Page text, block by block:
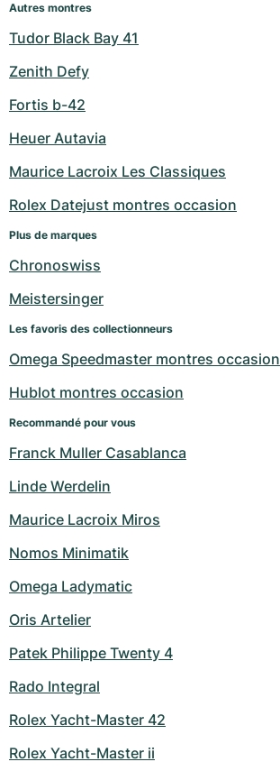
Autres montres
Tudor Black Bay 41
Zenith Defy
Fortis b-42
Heuer Autavia
Maurice Lacroix Les Classiques
Rolex Datejust montres occasion
Plus de marques
Chronoswiss
Meistersinger
Les favoris des collectionneurs
Omega Speedmaster montres occasion
Hublot montres occasion
Recommandé pour vous
Franck Muller Casablanca
Linde Werdelin
Maurice Lacroix Miros
Nomos Minimatik
Omega Ladymatic
Oris Artelier
Patek Philippe Twenty 4
Rado Integral
Rolex Yacht-Master 42
Rolex Yacht-Master ii